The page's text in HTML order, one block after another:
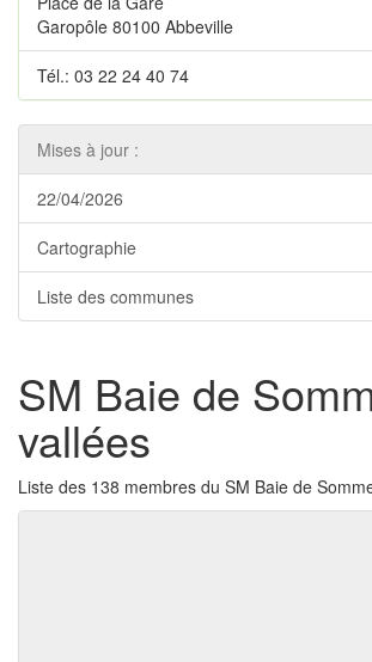
Garopôle 80100 Abbeville
Tél.: 03 22 24 40 74
Mises à jour :
22/04/2026
Cartographie
Liste des communes
SM Baie de
vallées
Liste des 138 membres du SM Baie de